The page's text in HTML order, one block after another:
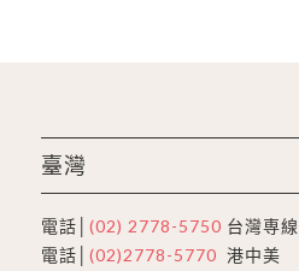
臺灣
電話│ (02) 2778-5750 台灣専線
電話│ (02)2778-5770 港中美